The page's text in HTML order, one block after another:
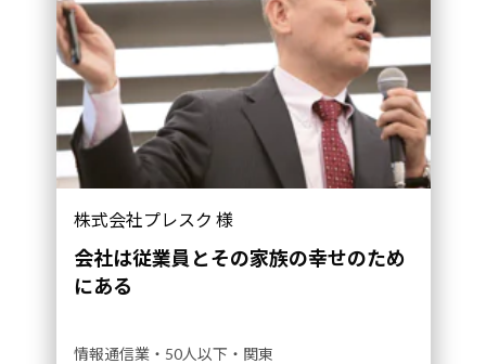
株式会社プレスク 様
会社は従業員とその家族の幸せのため
にある
情報通信業・50人以下・関東